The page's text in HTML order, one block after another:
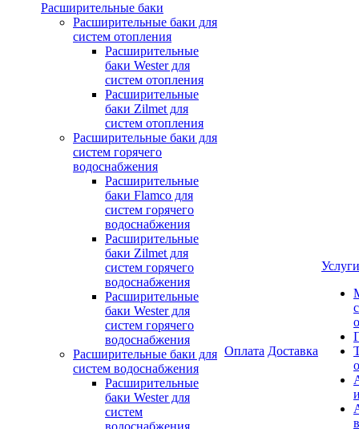
Расширительные баки
Расширительные баки для
систем отопления
Расширительные
баки Wester для
систем отопления
Расширительные
баки Zilmet для
систем отопления
Расширительные баки для
систем горячего
водоснабжения
Расширительные
баки Flamco для
систем горячего
водоснабжения
Расширительные
баки Zilmet для
систем горячего
водоснабжения
Расширительные
баки Wester для
систем горячего
водоснабжения
Расширительные баки для
систем водоснабжения
Расширительные
баки Wester для
систем
Оплата Доставка
Услуги